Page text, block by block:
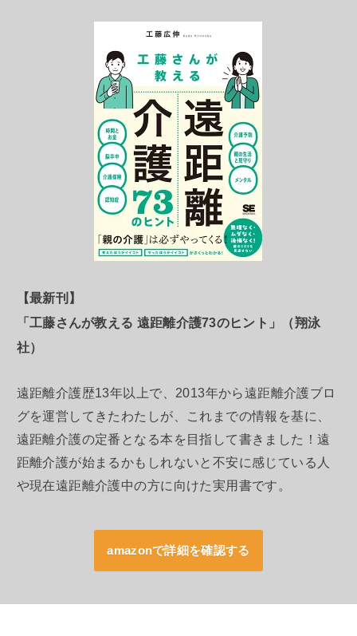
【最新刊】
「工藤さんが教える 遠距離介護73のヒント」（翔泳
社）
遠距離介護歴13年以上で、2013年から遠距離介護ブロ
グを運営してきたわたしが、これまでの情報を基に、
遠距離介護の定番となる本を目指して書きました！遠
距離介護が始まるかもしれないと不安に感じている人
や現在遠距離介護中の方に向けた実用書です。
amazonで詳細を確認する